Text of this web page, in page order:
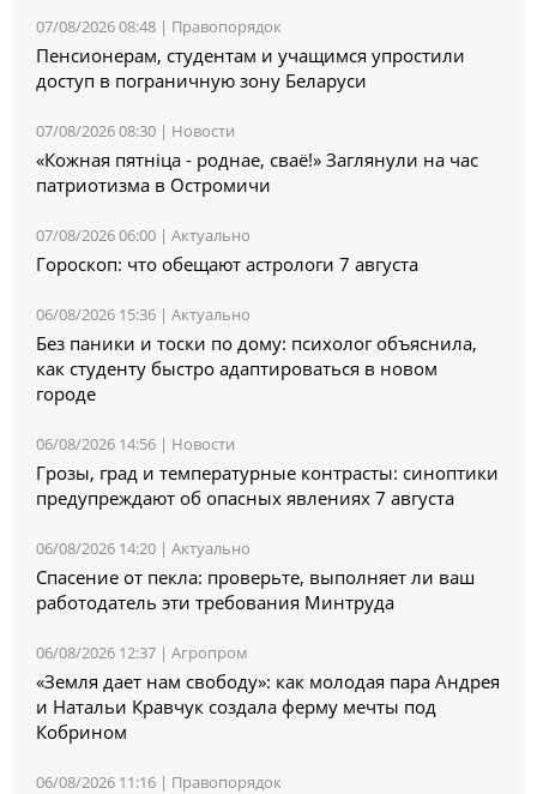
07/08/2026 08:48 | Правопорядок
Пенсионерам, студентам и учащимся упростили
доступ в пограничную зону Беларуси
07/08/2026 08:30 | Новости
«Кожная пятніца - роднае, сваё!» Заглянули на час
патриотизма в Остромичи
07/08/2026 06:00 | Актуально
Гороскоп: что обещают астрологи 7 августа
06/08/2026 15:36 | Актуально
Без паники и тоски по дому: психолог объяснила,
как студенту быстро адаптироваться в новом
городе
06/08/2026 14:56 | Новости
Грозы, град и температурные контрасты: синоптики
предупреждают об опасных явлениях 7 августа
06/08/2026 14:20 | Актуально
Спасение от пекла: проверьте, выполняет ли ваш
работодатель эти требования Минтруда
06/08/2026 12:37 | Агропром
«Земля дает нам свободу»: как молодая пара Андрея
и Натальи Кравчук создала ферму мечты под
Кобрином
06/08/2026 11:16 | Правопорядок